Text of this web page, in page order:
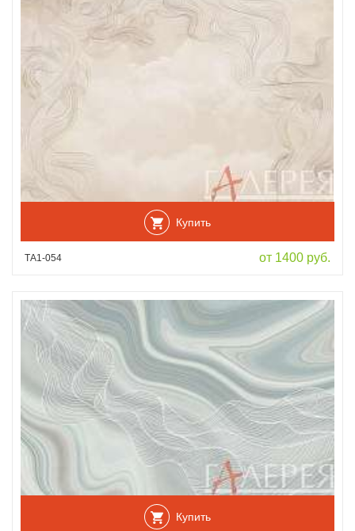
Купить
ТА1-054 от 1400 руб.
Купить